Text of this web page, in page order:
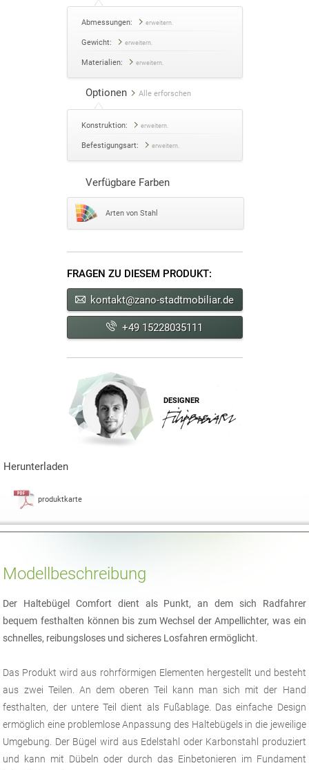
Abmessungen: erweitern.
Gewicht: erweitern.
Materialien: erweitern.
Optionen Alle erforschen
Konstruktion: erweitern.
Befestigungsart: erweitern.
Verfügbare Farben
Arten von Stahl
FRAGEN ZU DIESEM PRODUKT:
kontakt@zano-stadtmobiliar.de
+49 15228035111
DESIGNER
Herunterladen
produktkarte
Modellbeschreibung
Der Haltebügel Comfort dient als Punkt, an dem sich Radfahrer
bequem festhalten können bis zum Wechsel der Ampellichter, was ein
schnelles, reibungsloses und sicheres Losfahren ermöglicht.
Das Produkt wird aus rohrförmigen Elementen hergestellt und besteht
aus zwei Teilen. An dem oberen Teil kann man sich mit der Hand
festhalten, der untere Teil dient als Fußablage. Das einfache Design
ermöglich eine problemlose Anpassung des Haltebügels in die jeweilige
Umgebung. Der Bügel wird aus Edelstahl oder Karbonstahl produziert
und kann mit Dübeln oder durch das Einbetonieren im Fundament